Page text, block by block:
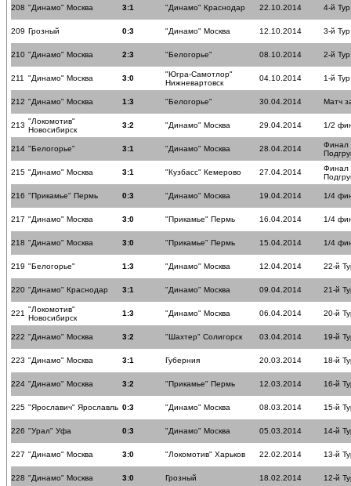
208 "Динамо" Москва 3:1 "Динамо" Краснодар 22.10.2014 4-й Тур
209 Грозный 0:3 "Динамо" Москва 12.10.2014 3-й Тур
210 "Динамо" Москва 2:3 "Белогорье" 08.10.2014 2-й Тур
211 "Динамо" Москва 3:0
"Югра-Самотлор"
Нижневартовск
04.10.2014 1-й Тур
212 "Динамо" Москва 1:3 "Белогорье" 30.04.2014 Матч
213 "Локомотив"
Новосибирск
3:2 "Динамо" Москва 29.04.2014 1/2
214 "Белогорье" 3:1 "Динамо" Москва 28.04.2014
Финал
215 "Динамо" Москва 3:1 "Кузбасс" Кемерово 27.04.2014
Финал
216 "Прикамье" Пермь 0:3 "Динамо" Москва 19.04.2014 1/4
217 "Динамо" Москва 3:0 "Прикамье" Пермь 16.04.2014 1/4
218 "Динамо" Москва 3:0 "Прикамье" Пермь 15.04.2014 1/4
219 "Белогорье" 1:3 "Динамо" Москва 12.04.2014 22-й
220 "Динамо" Краснодар 3:1 "Динамо" Москва 09.04.2014 21-й
221 "Локомотив"
Новосибирск
1:3 "Динамо" Москва 06.04.2014 20-й
222 "Динамо" Москва 3:2 "Шахтер" Солигорск 03.04.2014 19-й
223 "Динамо" Москва 3:1 Губерния 20.03.2014 18-й
224 "Динамо" Москва 3:2 "Прикамье" Пермь 12.03.2014 16-й
225 "Ярославич" Ярославль 0:3 "Динамо" Москва 08.03.2014 15-й
226 "Урал" Уфа 0:3 "Динамо" Москва 05.03.2014 14-й
227 "Динамо" Москва 3:0 "Локомотив" Харьков 22.02.2014 13-й
228 "Динамо" Москва 3:0 Грозный 18.02.2014 12-й